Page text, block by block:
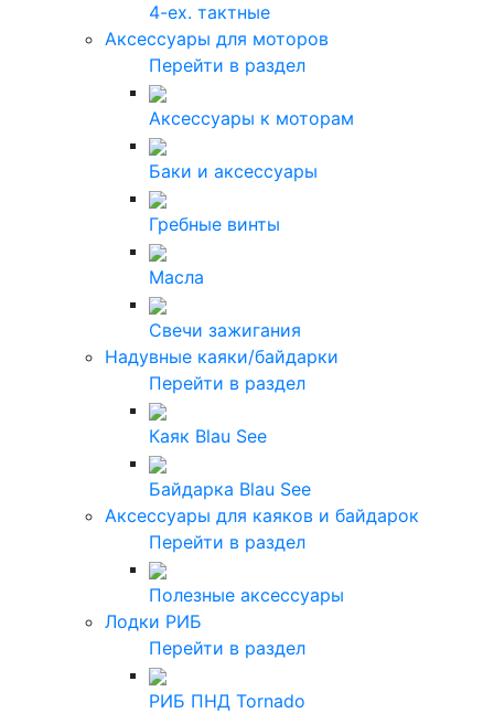
4-ех. тактные
Аксессуары для моторов
Перейти в раздел
Аксессуары к моторам
Баки и аксессуары
Гребные винты
Масла
Свечи зажигания
Надувные каяки/байдарки
Перейти в раздел
Каяк Blau See
Байдарка Blau See
Аксессуары для каяков и байдарок
Перейти в раздел
Полезные аксессуары
Лодки РИБ
Перейти в раздел
РИБ ПНД Tornado